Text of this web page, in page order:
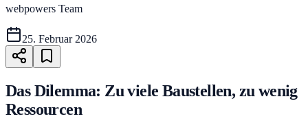
webpowers Team
25. Februar 2026
Das Dilemma: Zu viele Baustellen, zu wenig
Ressourcen